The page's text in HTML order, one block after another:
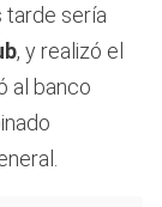
tarde sería
, y realizó el
al banco